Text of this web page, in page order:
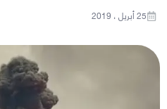
25 أبريل ، 2019